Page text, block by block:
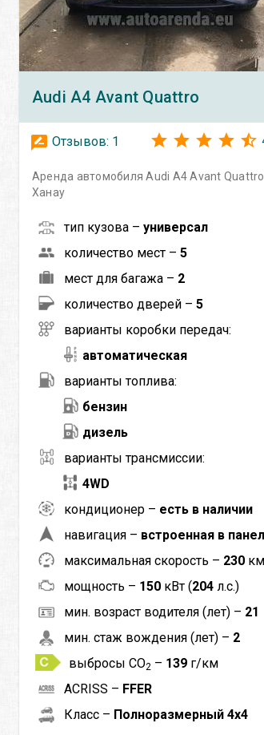
Audi A4 Avant Quattro
Отзывов: 1
Аренда автомобиля Audi A4 Avant
Ханау
тип кузова – универсал
количество мест – 5
мест для багажа – 2
количество дверей – 5
варианты коробки передач:
автоматическая
варианты топлива:
бензин
дизель
варианты трансмиссии:
4WD
кондиционер – есть в наличии
навигация – встроенная в
максимальная скорость – 230
мощность – 150 кВт (204л.с.)
мин. возраст водителя (лет) – 21
мин. стаж вождения (лет) – 2
выбросы CO2 – 139 г/км
ACRISS – FFER
Класс – Полноразмерный 4x4